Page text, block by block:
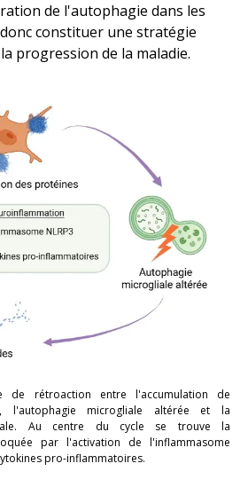
de l'autophagie dans les
constituer une stratégie
progression de la maladie.
de rétroaction entre l'accumulation de
l'autophagie microgliale altérée et la
Au centre du cycle se trouve la
par l'activation de l'inflammasome
pro-inflammatoires.